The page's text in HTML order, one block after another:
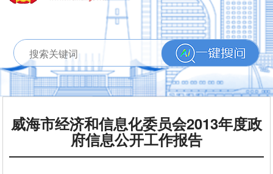
威海市经济和信息化委员会2013年度政
府信息公开工作报告